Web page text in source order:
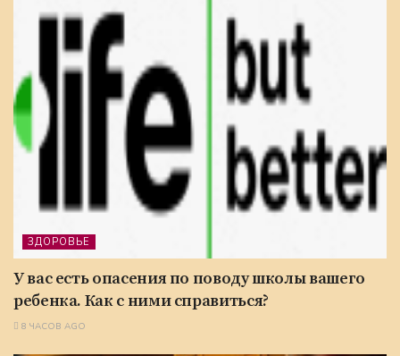
ЗДОРОВЬЕ
У вас есть опасения по поводу школы вашего
ребенка. Как с ними справиться?
8 ЧАСОВ AGO